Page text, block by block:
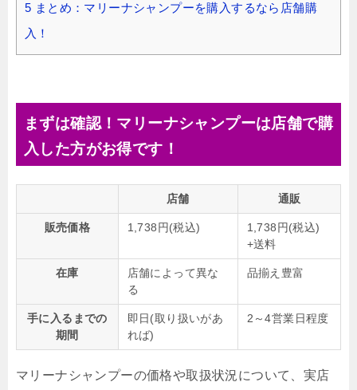
5 まとめ：マリーナシャンプーを購入するなら店舗購
入！
まずは確認！マリーナシャンプーは店舗で購
入した方がお得です！
店舗 通販
販売価格 1,738円(税込)
1,738円(税込)
+送料
在庫
店舗によって異な
る
品揃え豊富
手に入るまでの
期間
即日(取り扱いがあ
れば)
2～4営業日程度
マリーナシャンプーの価格や取扱状況について、実店